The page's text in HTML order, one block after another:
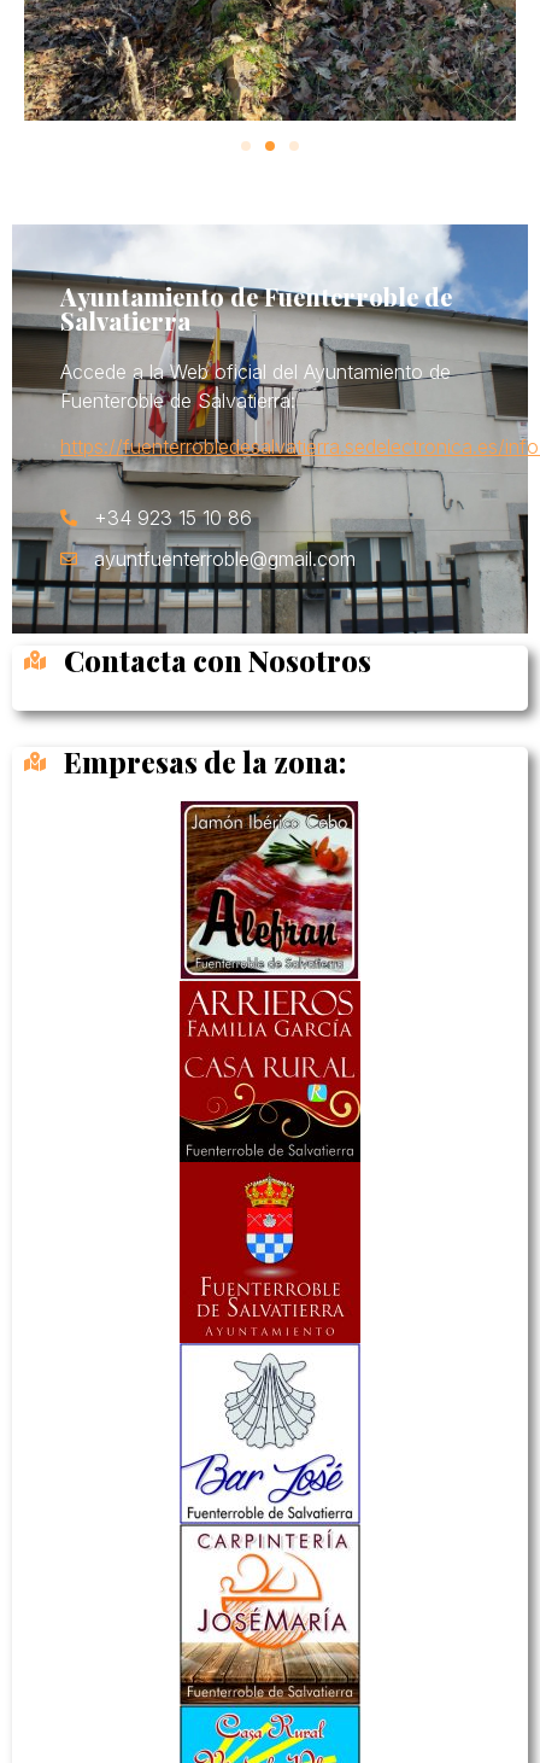
Ayuntamiento de Fuenterroble de
Salvatierra
Accede a la Web oficial del Ayuntamiento de
Fuenteroble de Salvatierra:
https://fuenterrobledesalvatierra.sedelectronica.es/
+34 923 15 10 86
ayuntfuenterroble@gmail.com
Contacta con Nosotros
Empresas de la zona: